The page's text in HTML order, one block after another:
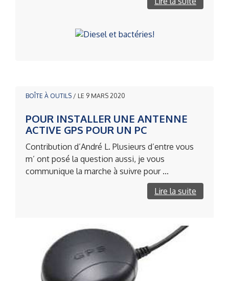
BOÎTE À OUTILS / LE 9 MARS 2020
POUR INSTALLER UNE ANTENNE
ACTIVE GPS POUR UN PC
Contribution d’André L. Plusieurs d’entre vous
m’ ont posé la question aussi, je vous
communique la marche à suivre pour ...
Lire la suite